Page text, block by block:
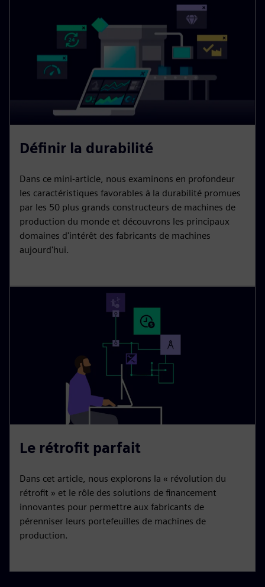
Définir la durabilité
Dans ce mini-article, nous examinons en profondeur
les caractéristiques favorables à la durabilité promues
par les 50 plus grands constructeurs de machines de
production du monde et découvrons les principaux
domaines d'intérêt des fabricants de machines
aujourd'hui.
Le rétrofit parfait
Dans cet article, nous explorons la « révolution du
rétrofit » et le rôle des solutions de financement
innovantes pour permettre aux fabricants de
pérenniser leurs portefeuilles de machines de
production.